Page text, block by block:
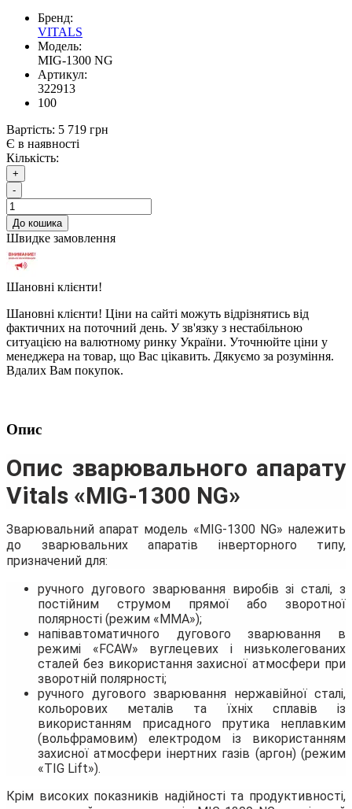
Бренд:
VITALS
Модель:
MIG-1300 NG
Артикул:
322913
100
Вартість: 5 719 грн
Є в наявності
Кількість:
+
-
До кошика
Швидке замовлення
Шановні клієнти!
Шановні клієнти! Ціни на сайті можуть відрізнятись від
фактичних на поточний день. У зв'язку з нестабільною
ситуацією на валютному ринку України. Уточнюйте ціни у
менеджера на товар, що Вас цікавить. Дякуємо за розуміння.
Вдалих Вам покупок.
Опис
Опис зварювального апарату
Vitals «MIG-1300 NG»
Зварювальний апарат модель «MIG-1300 NG» належить
до зварювальних апаратів інверторного типу,
призначений для:
ручного дугового зварювання виробів зі сталі, з
постійним струмом прямої або зворотної
полярності (режим «ММА»);
напівавтоматичного дугового зварювання в
режимі «FCAW» вуглецевих і низьколегованих
сталей без використання захисної атмосфери при
зворотній полярності;
ручного дугового зварювання нержавійної сталі,
кольорових металів та їхніх сплавів із
використанням присадного прутика неплавким
(вольфрамовим) електродом із використанням
захисної атмосфери інертних газів (аргон) (режим
«TIG Lift»).
Крім високих показників надійності та продуктивності,